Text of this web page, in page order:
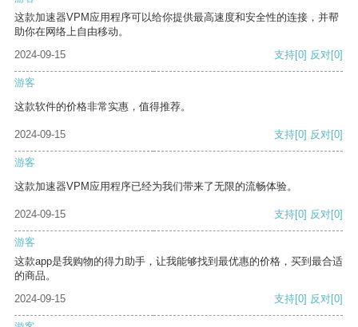
这款加速器VPM应用程序可以给你提供最高速度和安全性的连接，并帮
助你在网络上自由移动。
2024-09-15
支持[0] 反对[0]
游客
这款软件的价格非常实惠，值得推荐。
2024-09-15 支持[0] 反对[0]
游客
这款加速器VPM应用程序已经为我们带来了无限的流畅体验。
2024-09-15 支持[0] 反对[0]
游客
这款app是我购物的得力助手，让我能够找到最优惠的价格，买到最合适
的商品。
2024-09-15
支持[0] 反对[0]